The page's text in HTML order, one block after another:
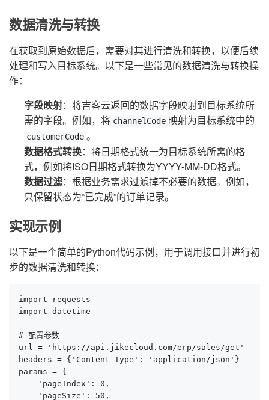
数据清洗与转换
在获取到原始数据后，需要对其进行清洗和转换，以便后续
处理和写入目标系统。以下是一些常见的数据清洗与转换操
作：
字段映射：将吉客云返回的数据字段映射到目标系统所
需的字段。例如，将 channelCode 映射为目标系统中的
customerCode 。
数据格式转换：将日期格式统一为目标系统所需的格
式，例如将ISO日期格式转换为YYYY-MM-DD格式。
数据过滤：根据业务需求过滤掉不必要的数据。例如，
只保留状态为“已完成”的订单记录。
实现示例
以下是一个简单的Python代码示例，用于调用接口并进行初
步的数据清洗和转换：
import requests
import datetime
# 配置参数
url = 'https://api.jikecloud.com/erp/sales/get'
headers = {'Content-Type': 'application/json'}
params = {
    'pageIndex': 0,
    'pageSize': 50,